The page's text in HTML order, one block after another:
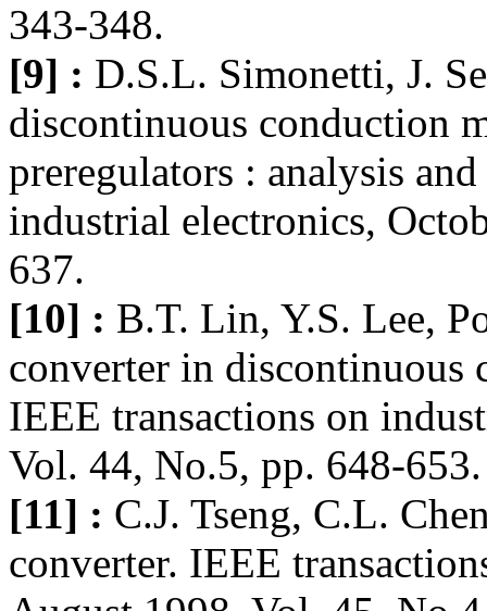
343-348.
[9] : D.S.L. Simonetti, J.
discontinuous conduction
preregulators : analysis
industrial electronics,
637.
[10] : B.T. Lin, Y.S. Lee,
converter in discontinuous
IEEE transactions on
Vol. 44, No.5, pp. 648-653.
[11] : C.J. Tseng, C.L.
converter. IEEE